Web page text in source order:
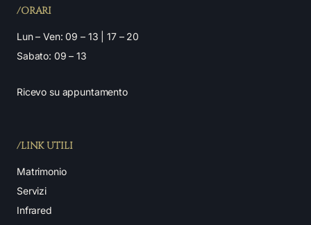
/ORARI
Lun – Ven: 09 – 13 | 17 – 20
Sabato: 09 – 13
Ricevo su appuntamento
/LINK UTILI
Matrimonio
Servizi
Infrared